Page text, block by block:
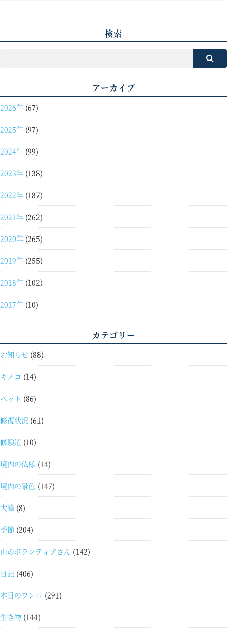
検索
アーカイブ
2026年 (67)
2025年 (97)
2024年 (99)
2023年 (138)
2022年 (187)
2021年 (262)
2020年 (265)
2019年 (255)
2018年 (102)
2017年 (10)
カテゴリー
お知らせ (88)
キノコ (14)
ペット (86)
修復状況 (61)
修験道 (10)
境内の仏様 (14)
境内の景色 (147)
大峰 (8)
季節 (204)
山のボランティアさん (142)
日記 (406)
本日のワンコ (291)
生き物 (144)